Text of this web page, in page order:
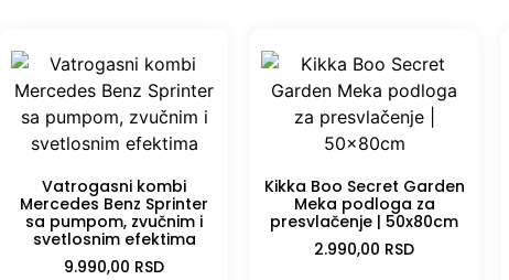
Vatrogasni kombi
Mercedes Benz Sprinter
sa pumpom, zvučnim i
svetlosnim efektima
9.990,00 RSD
Kikka Boo Secret Garden
Meka podloga za
presvlačenje | 50x80cm
2.990,00 RSD